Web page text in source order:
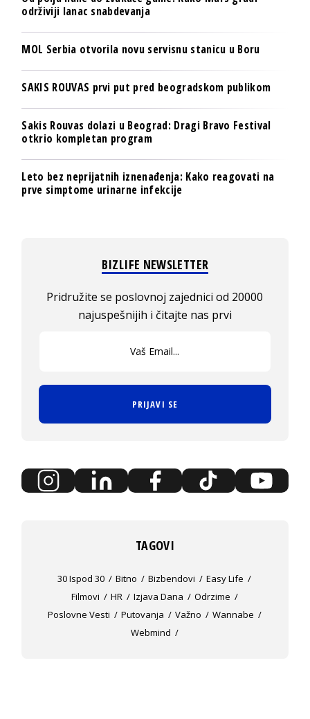
održiviji lanac snabdevanja
MOL Serbia otvorila novu servisnu stanicu u Boru
SAKIS ROUVAS prvi put pred beogradskom publikom
Sakis Rouvas dolazi u Beograd: Dragi Bravo Festival
otkrio kompletan program
Leto bez neprijatnih iznenađenja: Kako reagovati na
prve simptome urinarne infekcije
BIZLIFE NEWSLETTER
Pridružite se poslovnoj zajednici od 20000
najuspešnijih i čitajte nas prvi
PRIJAVI SE
TAGOVI
30 Ispod 30 Bitno Bizbendovi
Easy Life
Filmovi
HR Izjava Dana
Odrzime
Poslovne Vesti
Putovanja Važno
Wannabe
Webmind